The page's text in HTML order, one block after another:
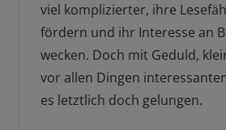
viel komplizierter, ihre
fördern und ihr Interesse an
wecken. Doch mit Geduld,
vor allen Dingen
es letztlich doch gelungen.